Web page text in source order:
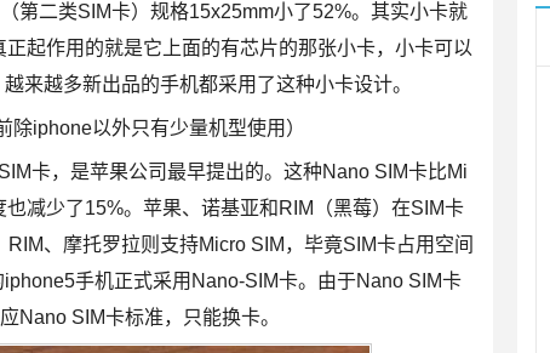
第二类SIM卡）规格15x25mm小了52%。其实小卡就
起作用的就是它上面的有芯片的那张小卡，小卡可以
来越多新出品的手机都采用了这种小卡设计。
除iphone以外只有少量机型使用）
卡，是苹果公司最早提出的。这种Nano SIM卡比Mi
减少了15%。苹果、诺基亚和RIM（黑莓）在SIM卡
、摩托罗拉则支持Micro SIM，毕竟SIM卡占用空间
手机正式采用Nano-SIM卡。由于Nano SIM卡
Nano SIM卡标准，只能换卡。